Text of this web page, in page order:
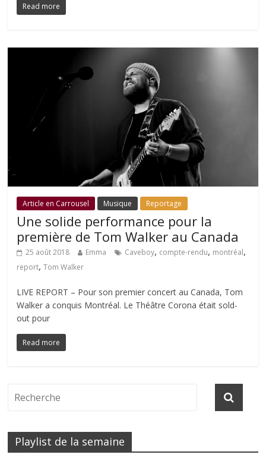
Read more
Article en Carrousel Musique Reportage
Une solide performance pour la
première de Tom Walker au Canada
25 août 2018 Emma Caveboy, compte-rendu, montréal,
report,Tom Walker
LIVE REPORT – Pour son premier concert au Canada, Tom
Walker a conquis Montréal. Le Théâtre Corona était sold-
out pour
Read more
Playlist de la semaine